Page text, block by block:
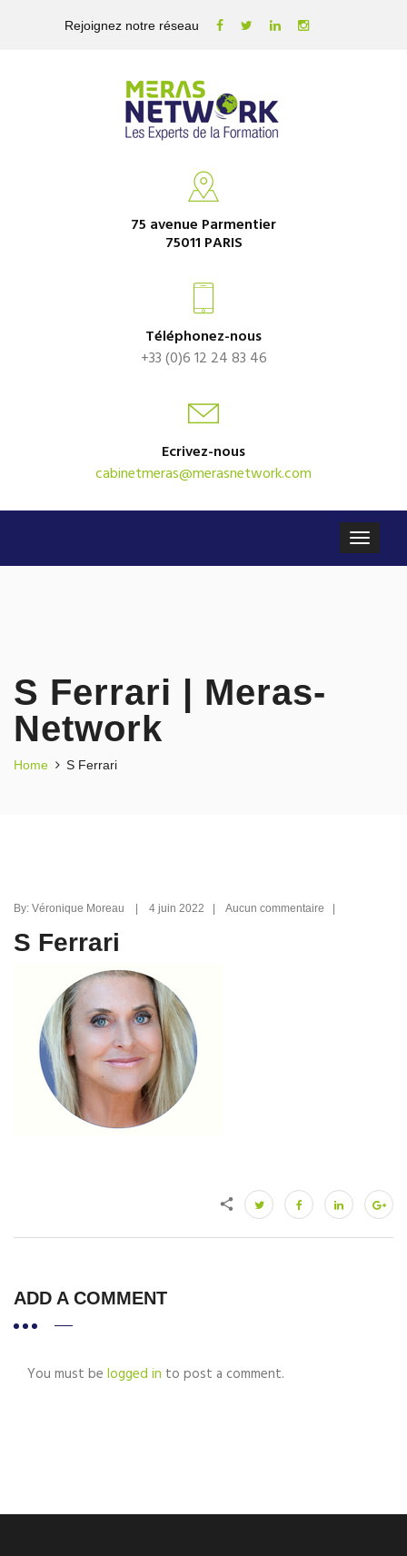
Rejoignez notre réseau
75 avenue Parmentier
75011 PARIS
Téléphonez-nous
+33 (0)6 12 24 83 46
Ecrivez-nous
cabinetmeras@merasnetwork.com
S Ferrari | Meras-
Network
Home S Ferrari
By: Véronique Moreau | 4 juin 2022 | Aucun commentaire |
S Ferrari
ADD A COMMENT
You must be logged in to post a comment.